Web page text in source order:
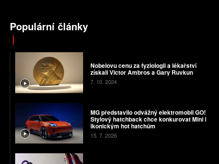
Populární články
Nobelovu cenu za fyziologii a lékařství
získali Victor Ambros a Gary Ruvkun
7. 10. 2024
MG představilo odvážný elektromobil GO!
Stylový hatchback chce konkurovat Mini i
ikonickým hot hatchům
15. 7. 2026